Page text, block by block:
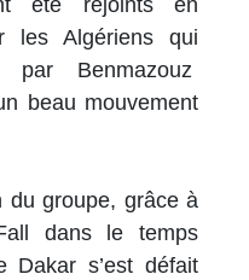
été rejoints en
les Algériens qui
par Benmazouz
beau mouvement
du groupe, grâce à
dans le temps
Dakar s’est défait